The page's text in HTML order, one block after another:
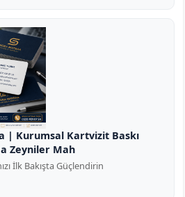
| Kurumsal Kartvizit Baskı
Zeyniler Mah
İlk Bakışta Güçlendirin